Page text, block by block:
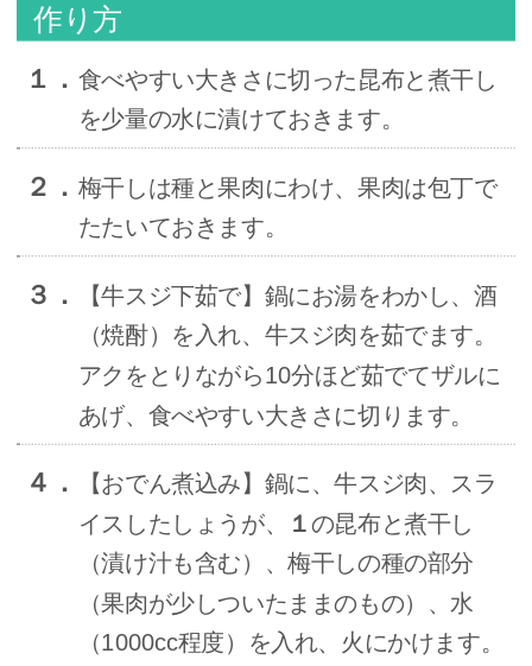
作り方
１． 食べやすい大きさに切った昆布と煮干し
を少量の水に漬けておきます。
２． 梅干しは種と果肉にわけ、果肉は包丁で
たたいておきます。
３． 【牛スジ下茹で】 鍋にお湯をわかし、酒
（焼酎）を入れ、牛スジ肉を茹でます。
アクをとりながら10分ほど茹でてザルに
あげ、食べやすい大きさに切ります。
４． 【おでん煮込み】 鍋に、牛スジ肉、スラ
イスしたしょうが、 １ の昆布と煮干し
（漬け汁も含む）、梅干しの種の部分
（果肉が少しついたままのもの）、水
（1000cc程度）を入れ、火にかけます。